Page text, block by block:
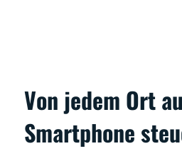
Von jedem Ort
Smartphone